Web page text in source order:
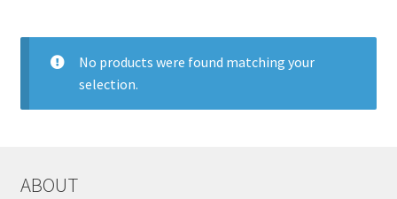
No products were found matching your
selection.
ABOUT